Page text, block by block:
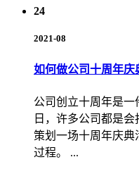
24
2021-08
如何做公司十周年庆
公司创立十周年是
日，许多公司都是
策划一场十周年庆典
过程。 ...